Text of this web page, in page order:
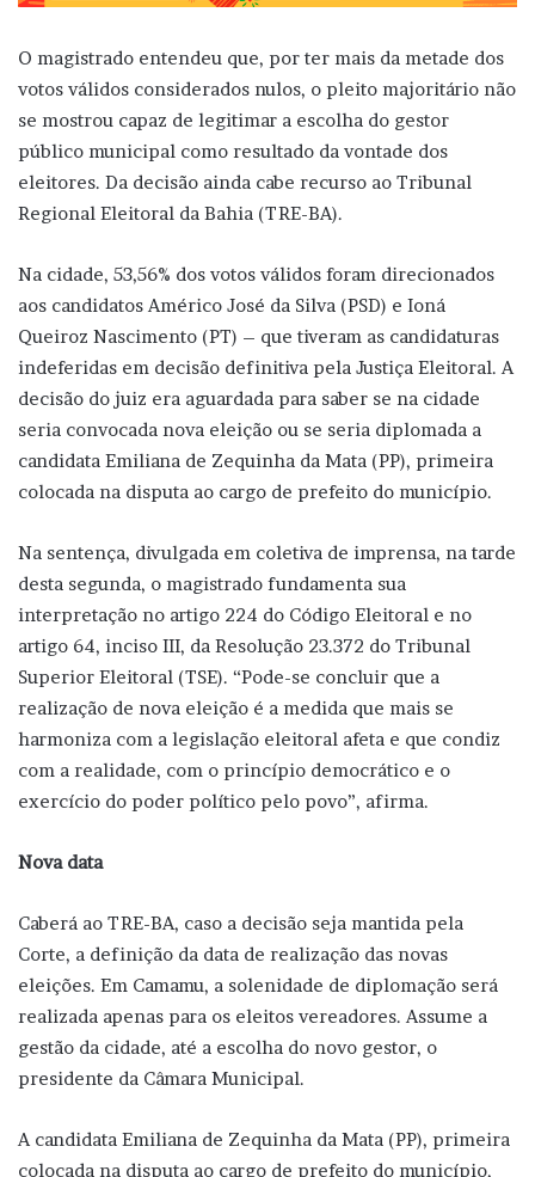
O magistrado entendeu que, por ter mais da metade dos
votos válidos considerados nulos, o pleito majoritário não
se mostrou capaz de legitimar a escolha do gestor
público municipal como resultado da vontade dos
eleitores. Da decisão ainda cabe recurso ao Tribunal
Regional Eleitoral da Bahia (TRE-BA).
Na cidade, 53,56% dos votos válidos foram direcionados
aos candidatos Américo José da Silva (PSD) e Ioná
Queiroz Nascimento (PT) – que tiveram as candidaturas
indeferidas em decisão definitiva pela Justiça Eleitoral. A
decisão do juiz era aguardada para saber se na cidade
seria convocada nova eleição ou se seria diplomada a
candidata Emiliana de Zequinha da Mata (PP), primeira
colocada na disputa ao cargo de prefeito do município.
Na sentença, divulgada em coletiva de imprensa, na tarde
desta segunda, o magistrado fundamenta sua
interpretação no artigo 224 do Código Eleitoral e no
artigo 64, inciso III, da Resolução 23.372 do Tribunal
Superior Eleitoral (TSE). “Pode-se concluir que a
realização de nova eleição é a medida que mais se
harmoniza com a legislação eleitoral afeta e que condiz
com a realidade, com o princípio democrático e o
exercício do poder político pelo povo”, afirma.
Nova data
Caberá ao TRE-BA, caso a decisão seja mantida pela
Corte, a definição da data de realização das novas
eleições. Em Camamu, a solenidade de diplomação será
realizada apenas para os eleitos vereadores. Assume a
gestão da cidade, até a escolha do novo gestor, o
presidente da Câmara Municipal.
A candidata Emiliana de Zequinha da Mata (PP), primeira
colocada na disputa ao cargo de prefeito do município,